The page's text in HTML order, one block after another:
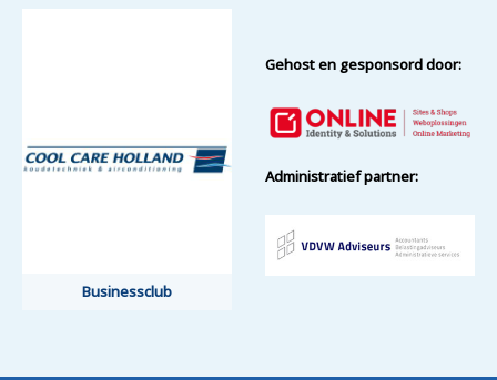
Businessclub
Gehost en gesponsord door:
Administratief partner: